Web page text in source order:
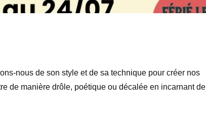
nous de son style et de sa technique pour créer nos
de manière drôle, poétique ou décalée en incarnant de